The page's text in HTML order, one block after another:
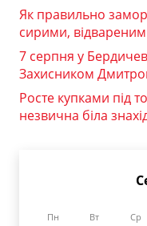
Як правильно
сирими,
7 серпня у
Захисником
Росте купками під
незвична біла
Пн Вт Ср